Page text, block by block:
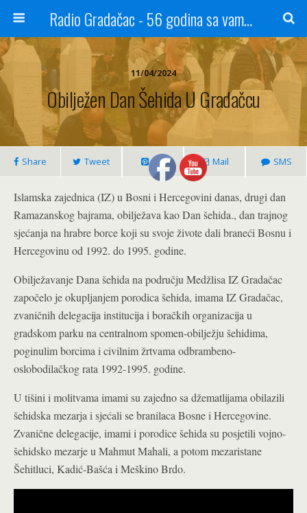
Radio Gradačac - 56 godina sa vama...
11/04/2024
Obilježen Dan Šehida U Gradačcu
Share Tweet Pin Mail SMS
Islamska zajednica (IZ) u Bosni i Hercegovini danas, drugi dan
Ramazanskog bajrama, obilježava kao Dan šehida., dan trajnog
sjećanja na hrabre borce koji su svoje živote dali braneći Bosnu i
Hercegovinu od 1992. do 1995. godine.
Obilježavanje Dana šehida na području Medžlisa IZ Gradačac
započelo je okupljanjem porodica šehida, imama IZ Gradačac,
zvaničnih delegacija institucija i boračkih organizacija u
gradskom parku na centralnom spomen-obilježju šehidima,
poginulim borcima i civilnim žrtvama odbrambeno-
oslobodilačkog rata 1992-1995. godine.
U tišini i molitvama imami su zajedno sa džematlijama obilazili
šehidska mezarja i sjećali se branilaca Bosne i Hercegovine.
Zvanične delegacije, imami i porodice šehida su posjetili vojno-
šehidsko mezarje u Mahmut Mahali, a potom mezaristane
Šehitluci, Kadić-Bašća i Meškino Brdo.